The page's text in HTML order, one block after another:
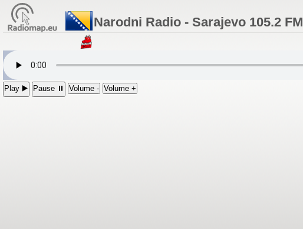
Narodni Radio - Sarajevo 105.2 FM
Play ▶️ Pause ⏸ Volume - Volume +